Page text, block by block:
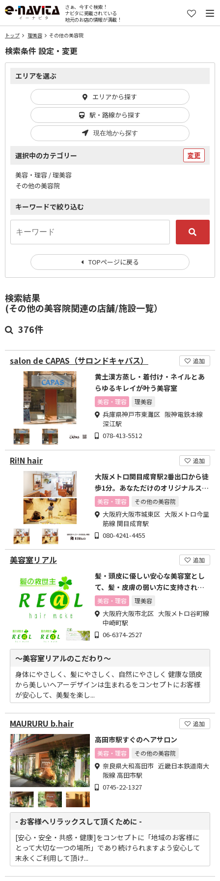
さぁ、今すぐ検索！
ナビタに掲載されている
地元のお店の情報が満載！
トップ 理美容 その他の美容院
検索結果
(その他の美容院関連の店舗/施設一覧）
376件
salon de CAPAS（サロンドキャパス） 追加
黄土漢方蒸し・着付け・ネイルとあ
らゆるキレイが叶う美容室
美容・理容 理美容
兵庫県神戸市東灘区 阪神電鉄本線
深江駅
078-413-5512
Ri!N hair 追加
大阪メトロ関目成育駅2番出口から徒
歩1分。あなただけのオリジナルスタ
イルが見つかります
美容・理容 その他の美容院
大阪府大阪市城東区 大阪メトロ今里
筋線 関目成育駅
080-4241-4455
美容室リアル 追加
髪・頭皮に優しい安心な美容室とし
て、髪・皮膚の弱い方に支持されて
いるサロン
美容・理容 理美容
大阪府大阪市北区 大阪メトロ谷町線
中崎町駅
06-6374-2527
～美容室リアルのこだわり～
身体にやさしく、髪にやさしく、自然にやさしく 健康な頭皮
から美しいヘアーデザインは生まれるをコンセプトにお客様
が安心して、美髪を楽し...
MAURURU b.hair 追加
高田市駅すぐのヘアサロン
美容・理容 その他の美容院
奈良県大和高田市 近畿日本鉄道南大
阪線 高田市駅
0745-22-1327
- お客様へリラックスして頂くために -
[安心・安全・共感・健康]をコンセプトに「地域のお客様に
とって大切な一つの場所」であり続けられますよう安心して
末永くご利用して頂け...
検索条件 設定・変更
エリアを選ぶ
エリアから探す
駅・路線から探す
現在地から探す
選択中のカテゴリー 変更
美容・理容 / 理美容
その他の美容院
キーワードで絞り込む
TOPページに戻る